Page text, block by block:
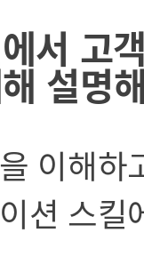
서 고
설명
이해
션 스